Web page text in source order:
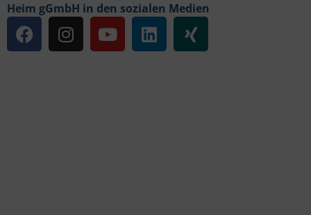
Heim gGmbH in den sozialen Medien